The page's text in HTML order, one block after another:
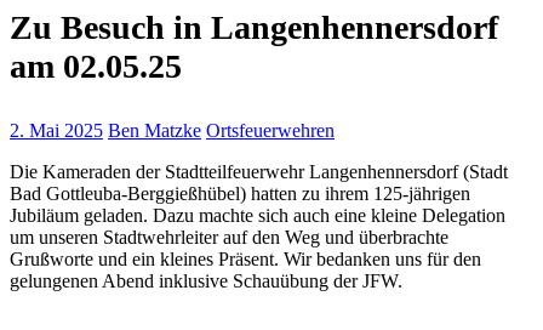
Zu Besuch in Langenhennersdorf
am 02.05.25
2. Mai 2025 Ben Matzke Ortsfeuerwehren
Die Kameraden der Stadtteilfeuerwehr Langenhennersdorf (Stadt
Bad Gottleuba-Berggießhübel) hatten zu ihrem 125-jährigen
Jubiläum geladen. Dazu machte sich auch eine kleine Delegation
um unseren Stadtwehrleiter auf den Weg und überbrachte
Grußworte und ein kleines Präsent. Wir bedanken uns für den
gelungenen Abend inklusive Schauübung der JFW.